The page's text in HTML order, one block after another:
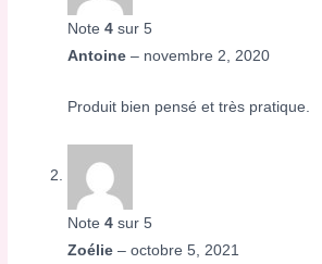
Note4 sur 5
Antoine– novembre 2, 2020
Produit bien pensé et très pratique.
Note4 sur 5
Zoélie– octobre 5, 2021